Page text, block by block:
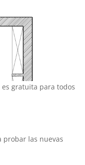
es gratuita para todos
probar las nuevas